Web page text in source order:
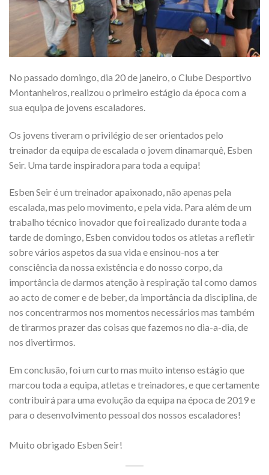
No passado domingo, dia 20 de janeiro, o Clube Desportivo
Montanheiros, realizou o primeiro estágio da época com a
sua equipa de jovens escaladores.
Os jovens tiveram o privilégio de ser orientados pelo
treinador da equipa de escalada o jovem dinamarquê, Esben
Seir. Uma tarde inspiradora para toda a equipa!
Esben Seir é um treinador apaixonado, não apenas pela
escalada, mas pelo movimento, e pela vida. Para além de um
trabalho técnico inovador que foi realizado durante toda a
tarde de domingo, Esben convidou todos os atletas a refletir
sobre vários aspetos da sua vida e ensinou-nos a ter
consciência da nossa existência e do nosso corpo, da
importância de darmos atenção à respiração tal como damos
ao acto de comer e de beber, da importância da disciplina, de
nos concentrarmos nos momentos necessários mas também
de tirarmos prazer das coisas que fazemos no dia-a-dia, de
nos divertirmos.
Em conclusão, foi um curto mas muito intenso estágio que
marcou toda a equipa, atletas e treinadores, e que certamente
contribuirá para uma evolução da equipa na época de 2019 e
para o desenvolvimento pessoal dos nossos escaladores!
Muito obrigado Esben Seir!